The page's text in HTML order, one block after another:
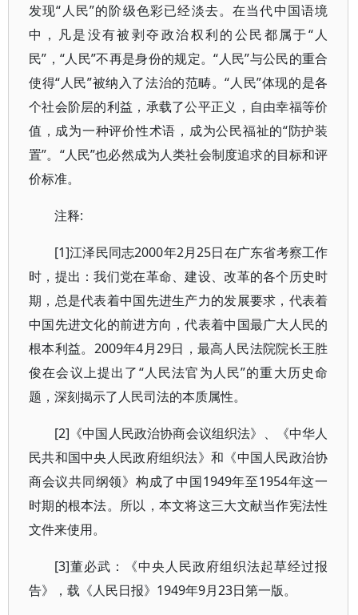
发现“人民”的阶级色彩已经淡去。在当代中国语境
中，凡是没有被剥夺政治权利的公民都属于“人
民”，“人民”不再是身份的规定。“人民”与公民的重合
使得“人民”被纳入了法治的范畴。“人民”体现的是各
个社会阶层的利益，承载了公平正义，自由幸福等价
值，成为一种评价性术语，成为公民福祉的“防护装
置”。“人民”也必然成为人类社会制度追求的目标和评
价标准。
注释:
[1]江泽民同志2000年2月25日在广东省考察工作
时，提出：我们党在革命、建设、改革的各个历史时
期，总是代表着中国先进生产力的发展要求，代表着
中国先进文化的前进方向，代表着中国最广大人民的
根本利益。2009年4月29日，最高人民法院院长王胜
俊在会议上提出了“人民法官为人民”的重大历史命
题，深刻揭示了人民司法的本质属性。
[2]《中国人民政治协商会议组织法》、《中华人
民共和国中央人民政府组织法》和《中国人民政治协
商会议共同纲领》构成了中国1949年至1954年这一
时期的根本法。所以，本文将这三大文献当作宪法性
文件来使用。
[3]董必武：《中央人民政府组织法起草经过报
告》，载《人民日报》1949年9月23日第一版。